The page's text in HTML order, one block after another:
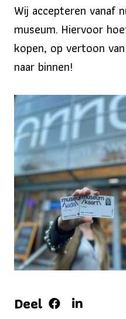
Wij accepteren vanaf
museum. Hiervoor
kopen, op vertoon
naar binnen!
Deel